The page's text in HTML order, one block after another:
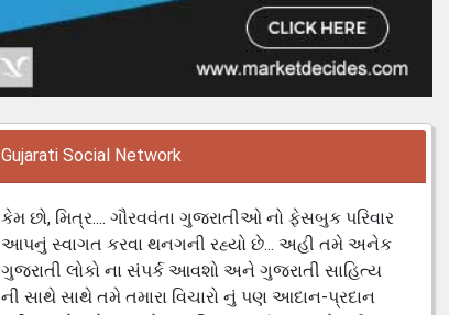
Gujarati Social Network
કેમ છો, મિત્ર.... ગૌરવવંતા ગુજરાતીઓ નો ફેસબુક પરિવાર
આપનું સ્વાગત કરવા થનગની રહ્યો છે... અહી તમે અનેક
ગુજરાતી લોકો ના સંપર્ક આવશો અને ગુજરાતી સાહિત્ય
ની સાથે સાથે તમે તમારા વિચારો નું પણ આદાન-પ્રદાન